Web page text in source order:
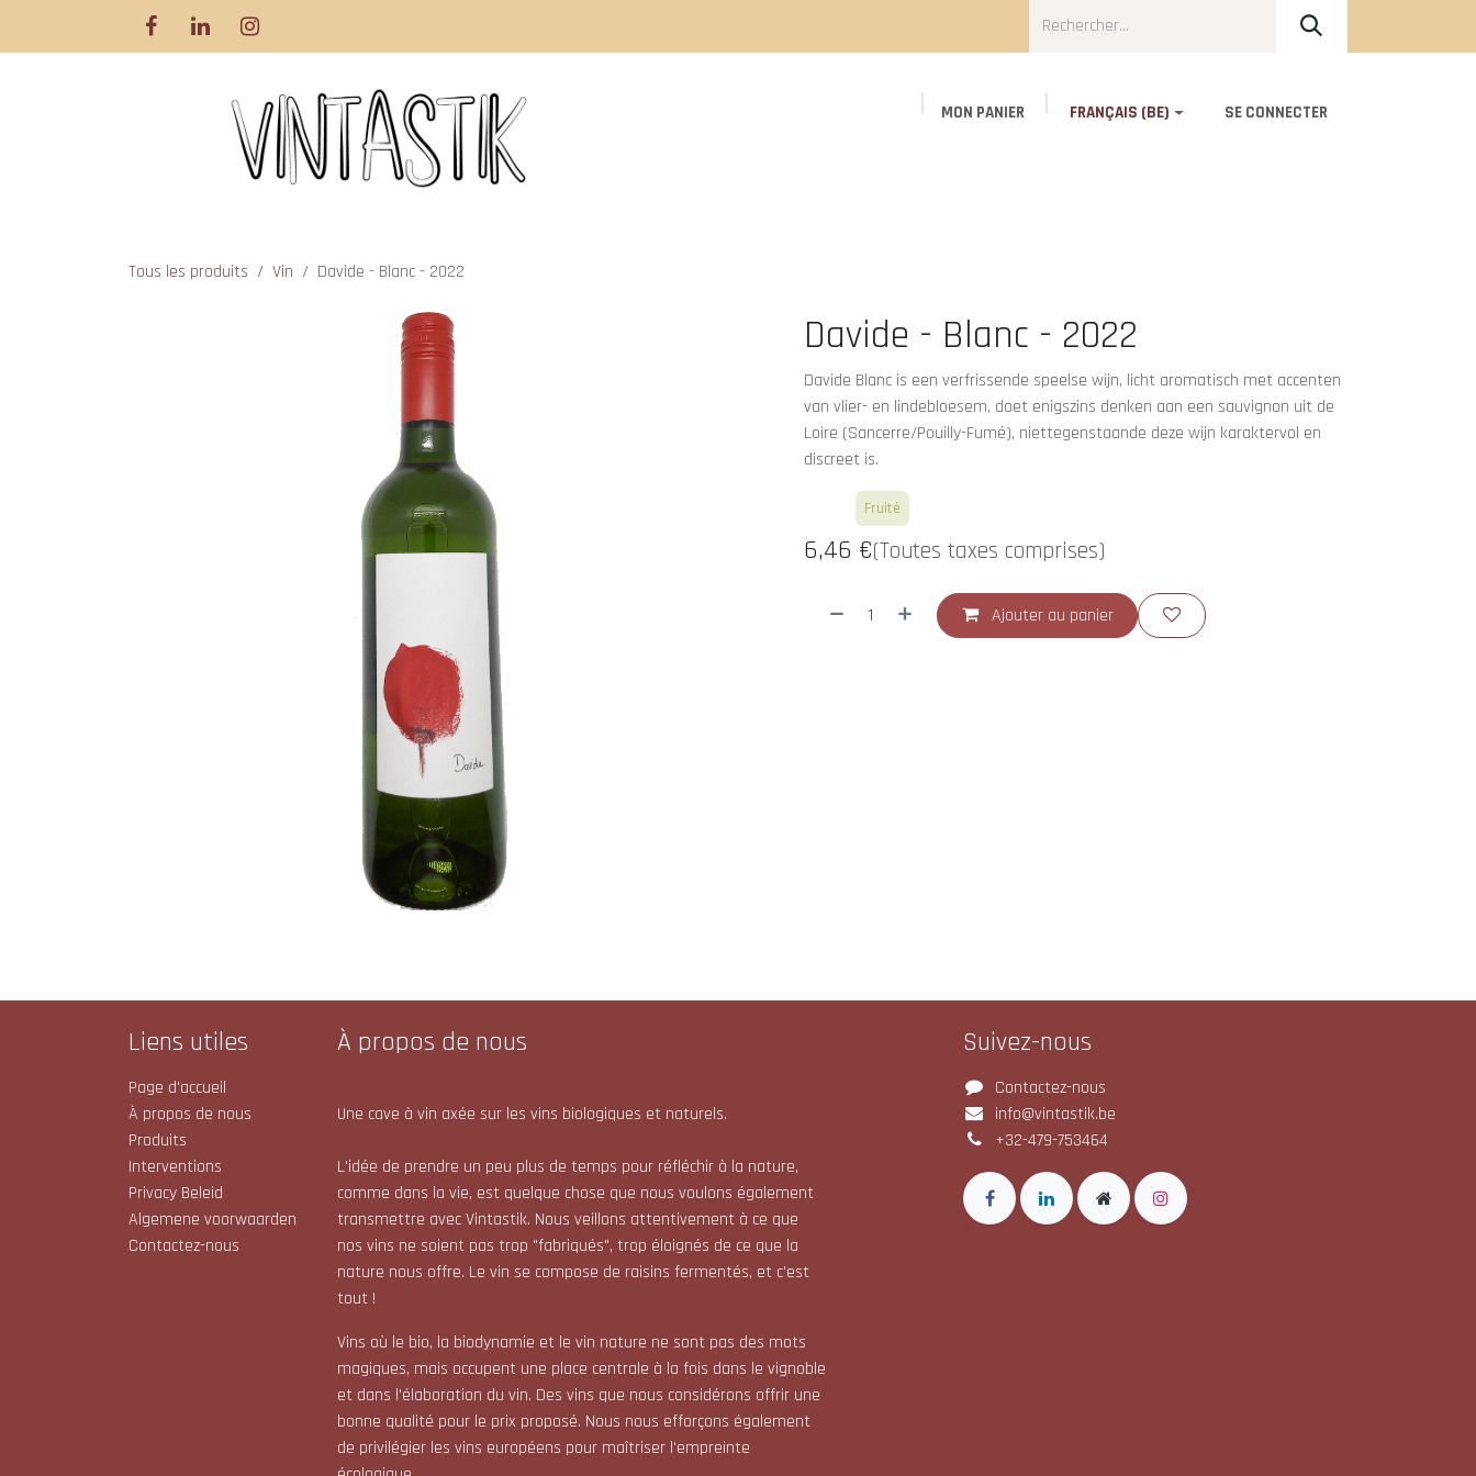
Se rendre au contenu
MON PANIER FRANÇAIS (BE) SE CONNECTER
Tous les produits Vin Davide - Blanc - 2022
Davide - Blanc - 2022
Davide Blanc is een verfrissende speelse wijn, licht aromatisch met accenten
van vlier- en lindebloesem, doet enigszins denken aan een sauvignon uit de
Loire (Sancerre/Pouilly-Fumé), niettegenstaande deze wijn karaktervol en
discreet is.
Fruité
6,46 €(Toutes taxes comprises)
Ajouter au panier
Liens utiles
Page d'accueil
À propos de nous
Produits
Interventions
Privacy Beleid
Algemene voorwaarden
Contactez-nous
À propos de nous
Une cave à vin axée sur les vins biologiques et naturels.
L'idée de prendre un peu plus de temps pour réfléchir à la nature,
comme dans la vie, est quelque chose que nous voulons également
transmettre avec Vintastik. Nous veillons attentivement à ce que
nos vins ne soient pas trop "fabriqués", trop éloignés de ce que la
nature nous offre. Le vin se compose de raisins fermentés, et c'est
tout !
Vins où le bio, la biodynamie et le vin nature ne sont pas des mots
magiques, mais occupent une place centrale à la fois dans le vignoble
et dans l'élaboration du vin. Des vins que nous considérons offrir une
bonne qualité pour le prix proposé. Nous nous efforçons également
de privilégier les vins européens pour maîtriser l'empreinte
Suivez-nous
Contactez-nous
info@vintastik.be
+32-479-753464